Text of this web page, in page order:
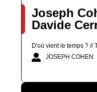
Joseph
Davide
D'où vient le temps ? //
JOSEPH COHEN